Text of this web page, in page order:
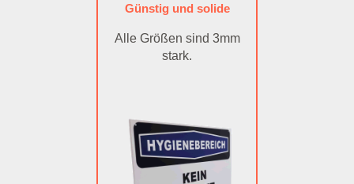
Günstig und solide
Alle Größen sind 3mm
stark.